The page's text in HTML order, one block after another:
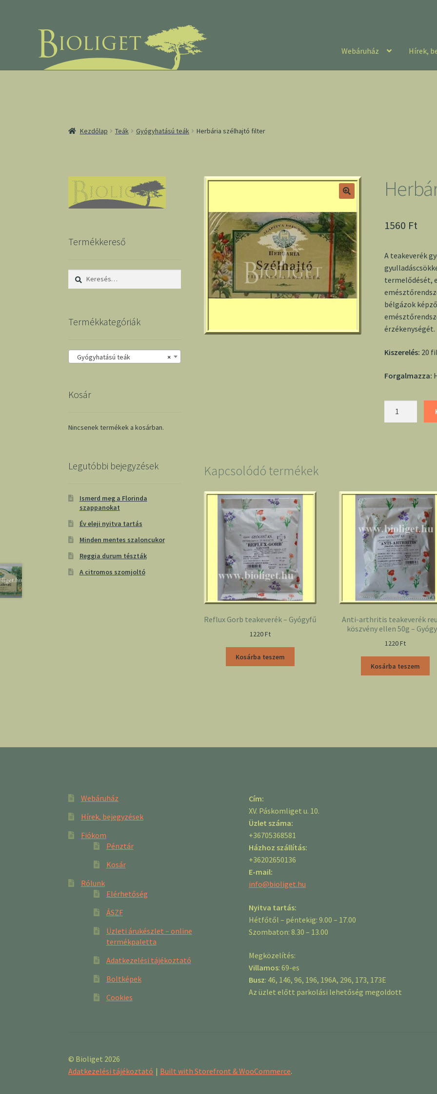
Webáruház Hírek,
Kezdőlap Teák Gyógyhatású teák Herbária szélhajtó filter
1560 Ft
A teakeverék
termelődését,
bélgázok
érzékenységét.
Kiszerelés: 20
Forgalmazza:
Kapcsolódó termékek
Reflux Gorb teakeverék – Gyógyfű
1220Ft
Kosárba teszem
Anti-arthritis teakeverék
köszvény ellen 50g –
1220Ft
Kosárba teszem
Termékkereső
Keresés:
Termékkategóriák
×
Gyógyhatású teák
Kosár
Nincsenek termékek a kosárban.
Legutóbbi bejegyzések
Ismerd meg a Florinda
szappanokat
Év eleji nyitva tartás
Minden mentes szaloncukor
Reggia durum tészták
A citromos szomjoltó
Webáruház
Hírek, bejegyzések
Fiókom
Pénztár
Kosár
Rólunk
Elérhetőség
ÁSZF
Üzleti árukészlet – online
termékpaletta
Adatkezelési tájékoztató
Boltképek
Cookies
Cím:
XV. Páskomliget u. 10.
Üzlet száma:
+36705368581
Házhoz szállítás:
+36202650136
E-mail:
info@bioliget.hu
Nyitva tartás:
Hétfőtől – péntekig: 9.00 – 17.00
Szombaton: 8.30 – 13.00
Megközelítés:
Villamos: 69-es
Busz: 46, 146, 96, 196, 196A, 296, 173, 173E
Az üzlet előtt parkolási lehetőség megoldott
© Bioliget 2026
Adatkezelési tájékoztató
Built with Storefront & WooCommerce.